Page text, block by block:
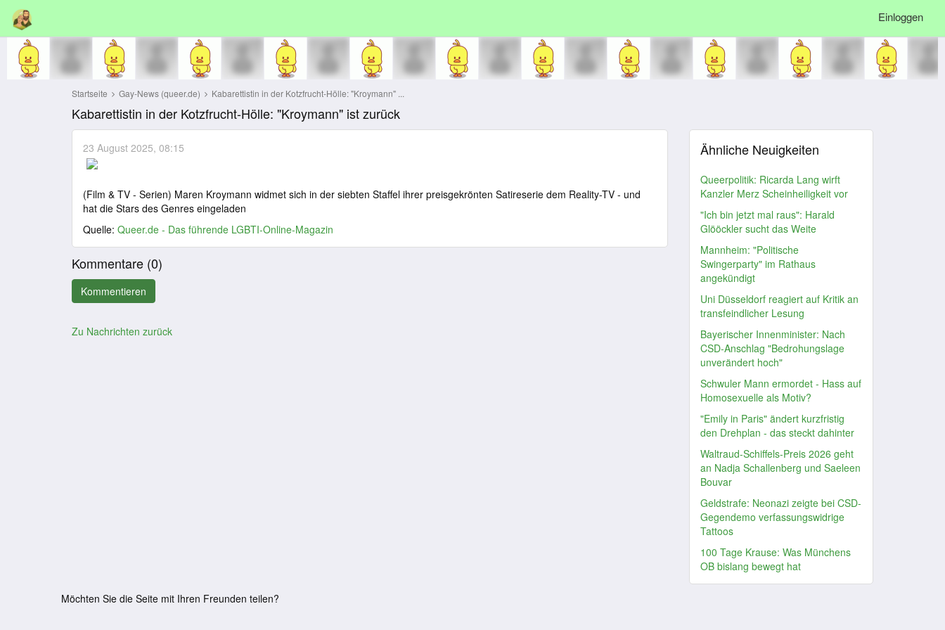
Einloggen
Startseite Gay-News (queer.de) Kabarettistin in der Kotzfrucht-Hölle: "Kroymann" ...
Kabarettistin in der Kotzfrucht-Hölle: "Kroymann" ist zurück
23 August 2025, 08:15
(Film & TV - Serien) Maren Kroymann widmet sich in der siebten Staffel ihrer preisgekrönten Satireserie dem Reality-TV - und
hat die Stars des Genres eingeladen
Quelle: Queer.de - Das führende LGBTI-Online-Magazin
Kommentare (0)
Zu Nachrichten zurück
Ähnliche Neuigkeiten
Queerpolitik: Ricarda Lang wirft
Kanzler Merz Scheinheiligkeit vor
"Ich bin jetzt mal raus": Harald
Glööckler sucht das Weite
Mannheim: "Politische
Swingerparty" im Rathaus
angekündigt
Uni Düsseldorf reagiert auf Kritik an
transfeindlicher Lesung
Bayerischer Innenminister: Nach
CSD-Anschlag "Bedrohungslage
unverändert hoch"
Schwuler Mann ermordet - Hass auf
Homosexuelle als Motiv?
"Emily in Paris" ändert kurzfristig
den Drehplan - das steckt dahinter
Waltraud-Schiffels-Preis 2026 geht
an Nadja Schallenberg und Saeleen
Bouvar
Geldstrafe: Neonazi zeigte bei CSD-
Gegendemo verfassungswidrige
Tattoos
100 Tage Krause: Was Münchens
OB bislang bewegt hat
Möchten Sie die Seite mit Ihren Freunden teilen?